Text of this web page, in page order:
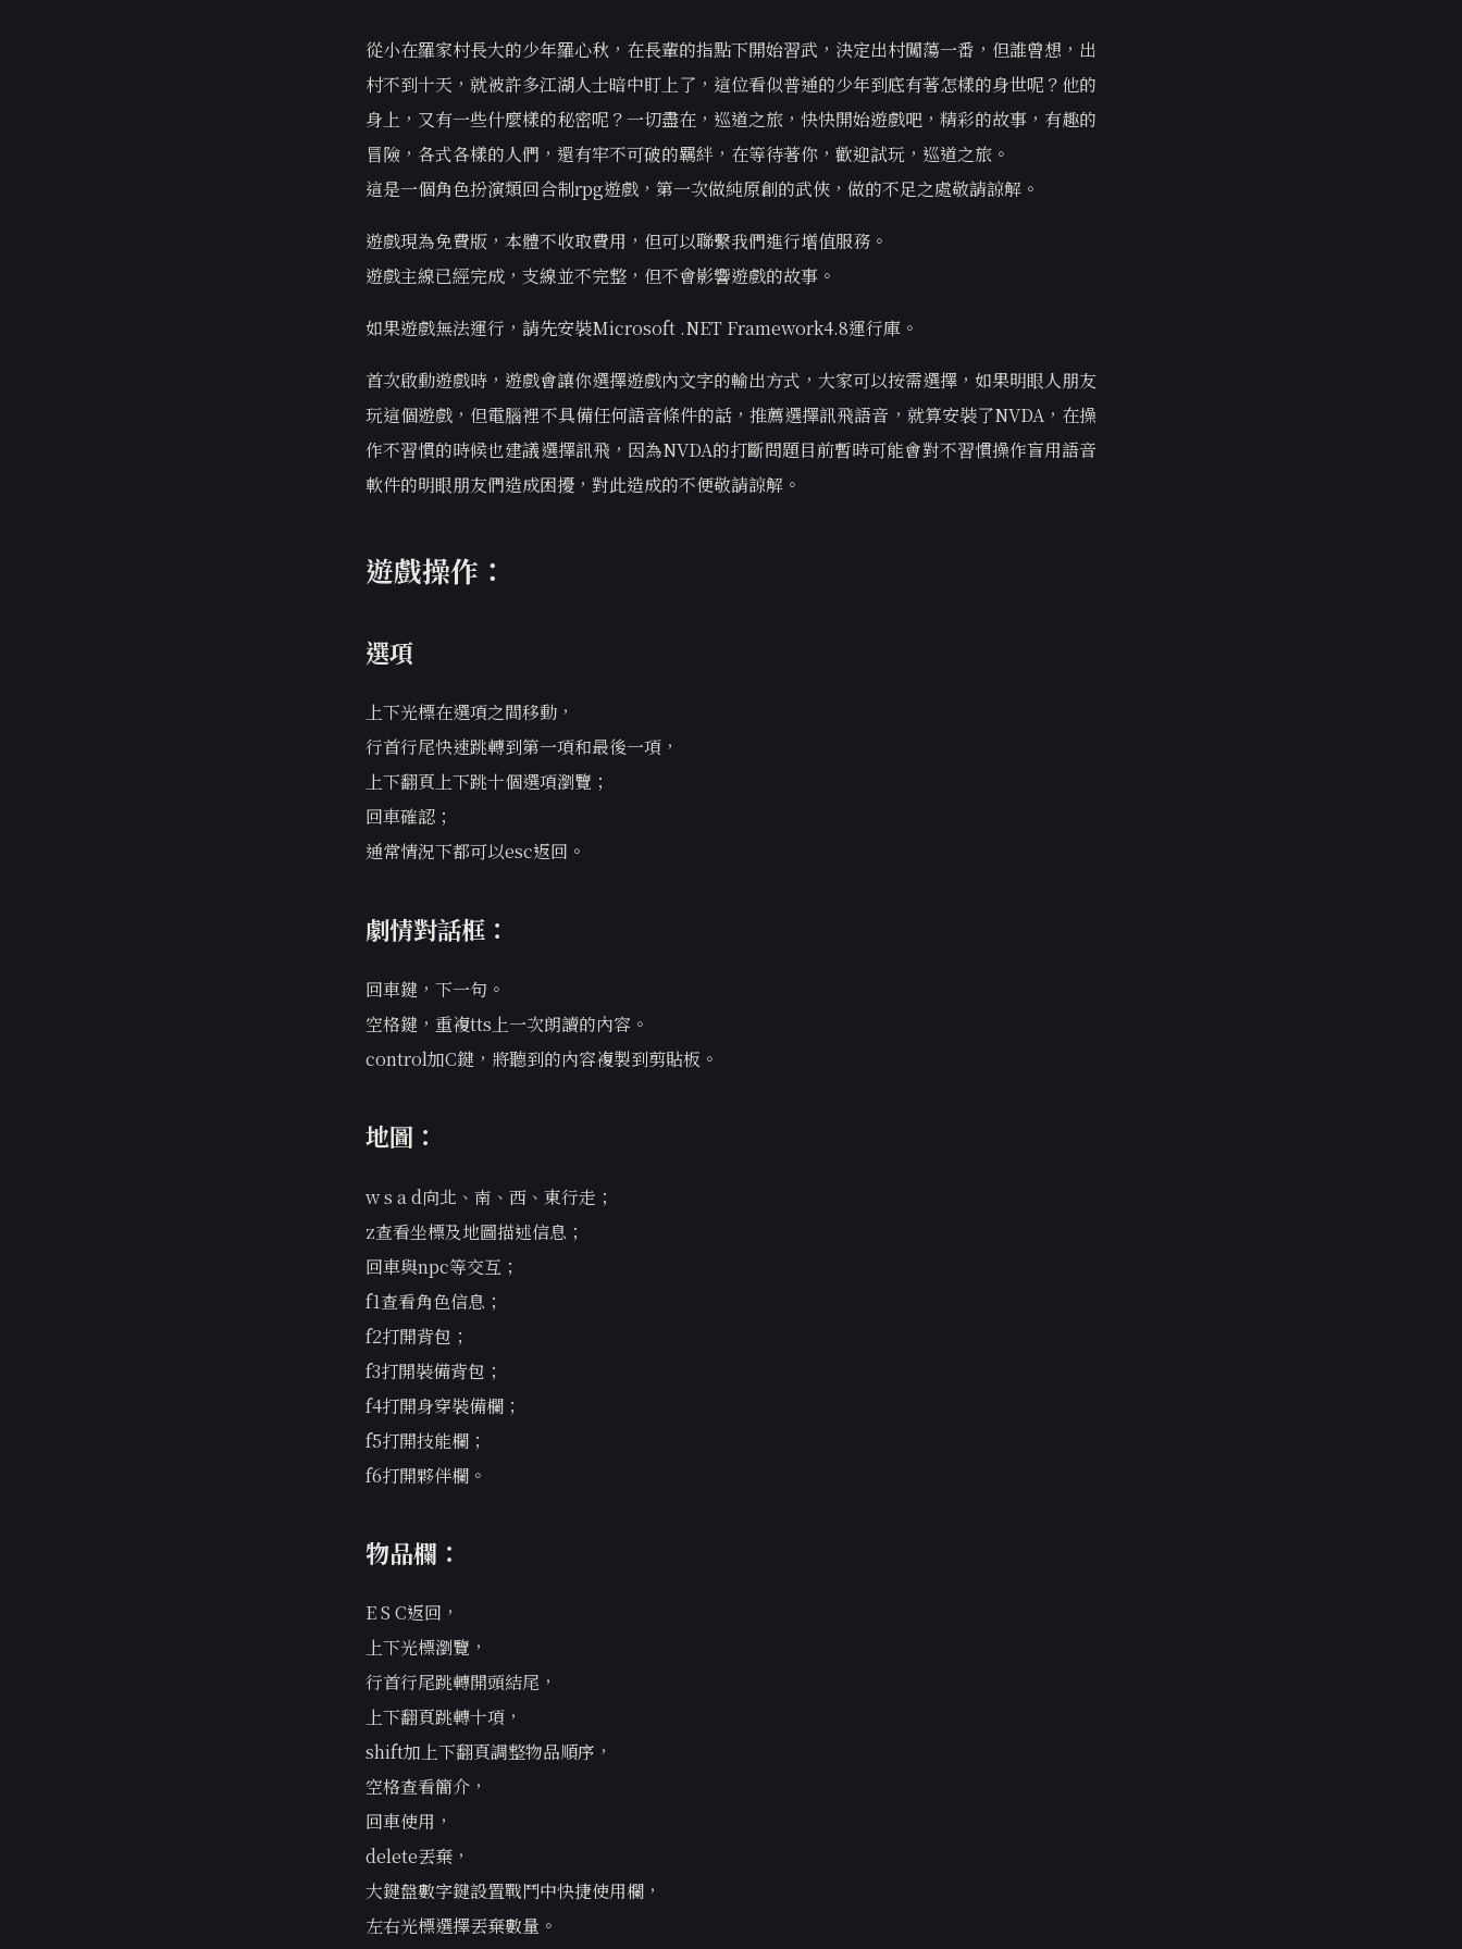
從小在羅家村長大的少年羅心秋，在長輩的指點下開始習武，決定出村闖蕩一番，但誰曾想，出
村不到十天，就被許多江湖人士暗中盯上了，這位看似普通的少年到底有著怎樣的身世呢？他的
身上，又有一些什麼樣的秘密呢？一切盡在，巡道之旅，快快開始遊戲吧，精彩的故事，有趣的
冒險，各式各樣的人們，還有牢不可破的羈絆，在等待著你，歡迎試玩，巡道之旅。
這是一個角色扮演類回合制rpg遊戲，第一次做純原創的武俠，做的不足之處敬請諒解。
遊戲現為免費版，本體不收取費用，但可以聯繫我們進行增值服務。
遊戲主線已經完成，支線並不完整，但不會影響遊戲的故事。
如果遊戲無法運行，請先安裝Microsoft .NET Framework4.8運行庫。
首次啟動遊戲時，遊戲會讓你選擇遊戲內文字的輸出方式，大家可以按需選擇，如果明眼人朋友
玩這個遊戲，但電腦裡不具備任何語音條件的話，推薦選擇訊飛語音，就算安裝了NVDA，在操
作不習慣的時候也建議選擇訊飛，因為NVDA的打斷問題目前暫時可能會對不習慣操作盲用語音
軟件的明眼朋友們造成困擾，對此造成的不便敬請諒解。
遊戲操作：
選項
上下光標在選項之間移動，
行首行尾快速跳轉到第一項和最後一項，
上下翻頁上下跳十個選項瀏覽；
回車確認；
通常情況下都可以esc返回。
劇情對話框：
回車鍵，下一句。
空格鍵，重複tts上一次朗讀的內容。
control加C鍵，將聽到的內容複製到剪貼板。
地圖：
w s a d向北、南、西、東行走；
z查看坐標及地圖描述信息；
回車與npc等交互；
f1查看角色信息；
f2打開背包；
f3打開裝備背包；
f4打開身穿裝備欄；
f5打開技能欄；
f6打開夥伴欄。
物品欄：
E S C返回，
上下光標瀏覽，
行首行尾跳轉開頭結尾，
上下翻頁跳轉十項，
shift加上下翻頁調整物品順序，
空格查看簡介，
回車使用，
delete丟棄，
大鍵盤數字鍵設置戰鬥中快捷使用欄，
左右光標選擇丟棄數量。